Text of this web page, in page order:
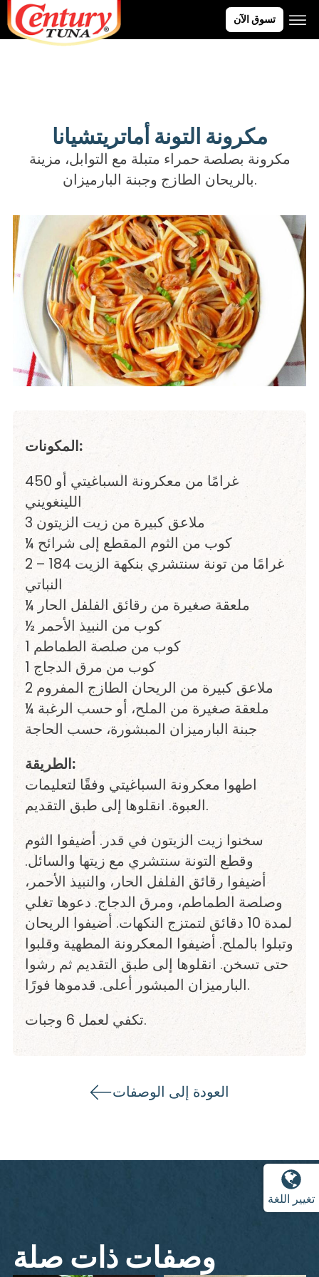
تسوق الآن
تغيير اللغة
مكرونة التونة أماتريتشيانا
مكرونة بصلصة حمراء متبلة مع التوابل، مزينة
بالريحان الطازج وجبنة البارميزان.
المكونات:
450 غرامًا من معكرونة السباغيتي أو
اللينغويني
3 ملاعق كبيرة من زيت الزيتون
¼ كوب من الثوم المقطع إلى شرائح
2 – 184 غرامًا من تونة سنتشري بنكهة الزيت
النباتي
¼ ملعقة صغيرة من رقائق الفلفل الحار
½ كوب من النبيذ الأحمر
1 كوب من صلصة الطماطم
1 كوب من مرق الدجاج
2 ملاعق كبيرة من الريحان الطازج المفروم
¼ ملعقة صغيرة من الملح، أو حسب الرغبة
جبنة البارميزان المبشورة، حسب الحاجة
الطريقة:
اطهوا معكرونة السباغيتي وفقًا لتعليمات
العبوة. انقلوها إلى طبق التقديم.
سخنوا زيت الزيتون في قدر. أضيفوا الثوم
وقطع التونة سنتشري مع زيتها والسائل.
أضيفوا رقائق الفلفل الحار، والنبيذ الأحمر،
وصلصة الطماطم، ومرق الدجاج. دعوها تغلي
لمدة 10 دقائق لتمتزج النكهات. أضيفوا الريحان
وتبلوا بالملح. أضيفوا المعكرونة المطهية وقلبوا
حتى تسخن. انقلوها إلى طبق التقديم ثم رشوا
البارميزان المبشور أعلى. قدموها فورًا.
تكفي لعمل 6 وجبات.
العودة إلى الوصفات
وصفات ذات صلة